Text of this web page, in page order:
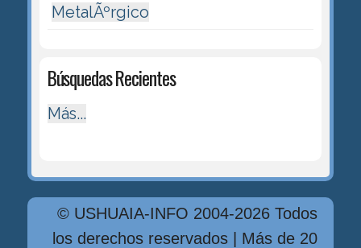
MetalÃºrgico
Búsquedas Recientes
Más...
© USHUAIA-INFO 2004-2026 Todos
los derechos reservados | Más de 20